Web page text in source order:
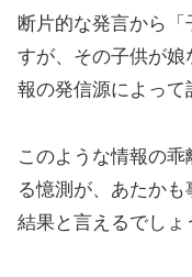
断片的な発言から
すが、その子供が
報の発信源によって
このような情報の
る憶測が、あたか
結果と言えるでしょ